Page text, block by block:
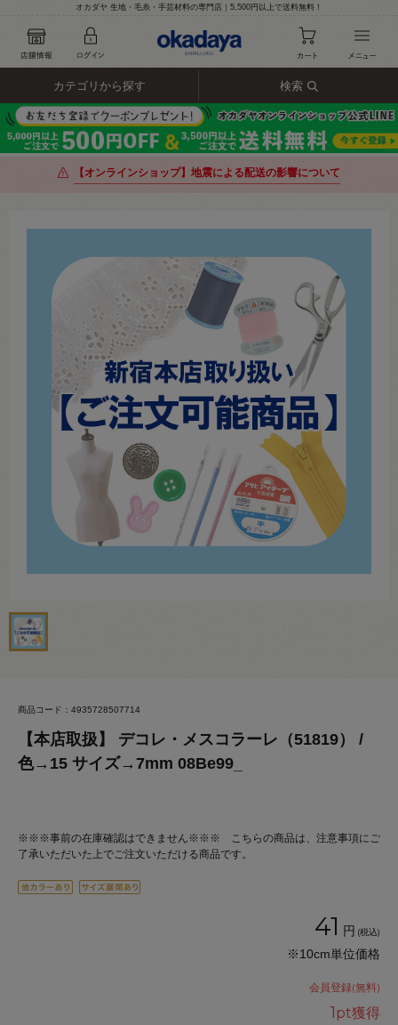
オカダヤ 生地・毛糸・手芸材料の専門店｜5,500円以上で送料無料！
カテゴリから探す 検索
【オンラインショップ】地震による配送の影響について
商品コード：4935728507714
【本店取扱】 デコレ・メスコラーレ（51819） /
色→15 サイズ→7mm 08Be99_
※※※事前の在庫確認はできません※※※ こちらの商品は、注意事項にご
了承いただいた上でご注文いただける商品です。
41 円 (税込)
※10cm単位価格
会員登録(無料)
1pt獲得